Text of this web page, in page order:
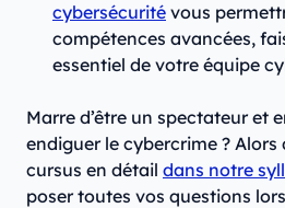
cybersécurité vous
compétences avancées,
essentiel de votre équipe
Marre d’être un spectateur et
endiguer le cybercrime ? Alors
cursus en détail dans notre
poser toutes vos questions